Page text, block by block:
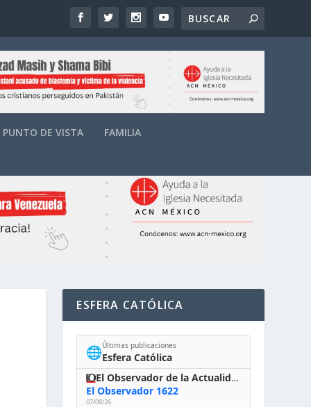
PUNTO DE VISTA FAMILIA
ESFERA CATÓLICA
🌐Últimas publicaciones
Esfera Católica
El Observador de la Actualidad
El Observador 1622
07/08/26